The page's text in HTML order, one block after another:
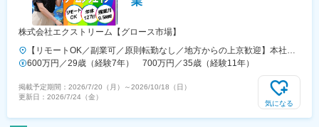
株式会社エクストリーム【グロース市場】
【リモートOK／副業可／原則転勤なし／地方からの上京歓迎】本社
（池袋）、東京都23区内、名古屋オフィス（名駅）、名古屋市または
名古屋市近辺、大阪オフィス（堂山）、大阪市または大阪市近辺のプロ
ジェクト先いずれかでの勤務★原則転勤なし★希望勤務地選択可★地方
からの上京歓迎（北海道出身の方も活躍中◎）★引っ越し支援金あり！
600万円／29歳（経験7年） 700万円／35歳（経験11年）
掲載予定期間： 2026/7/20（月） ～2026/10/18（日）
更新日： 2026/7/24（金）
気になる